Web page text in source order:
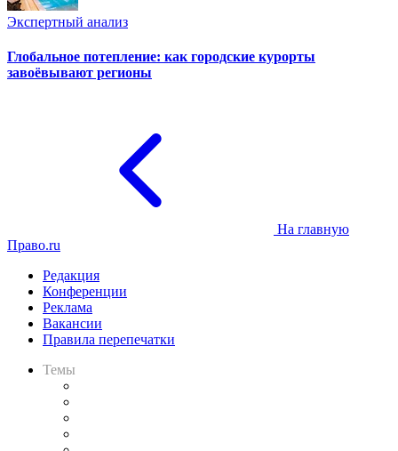
Экспертный анализ
Глобальное потепление: как городские курорты
завоёвывают регионы
На главную
Право.ru
Редакция
Конференции
Реклама
Вакансии
Правила перепечатки
Темы